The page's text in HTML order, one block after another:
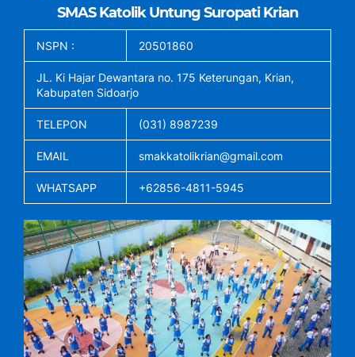
SMAS Katolik Untung Suropati Krian
NSPN : 20501860
JL. Ki Hajar Dewantara no. 175 Keterungan, Krian,
Kabupaten Sidoarjo
TELEPON (031) 8987239
EMAIL smakkatolikrian@gmail.com
WHATSAPP +62856-4811-5945